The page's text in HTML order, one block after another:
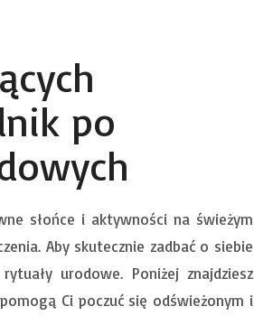
po
słońce i aktywności na świeżym
Aby skutecznie zadbać o siebie
urodowe. Poniżej znajdziesz
Ci poczuć się odświeżonym i